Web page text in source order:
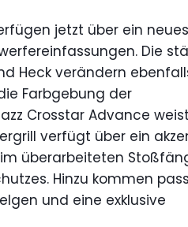
jetzt über ein neues
Die
Heck verändern
Farbgebung der
Crosstar Advance
verfügt über ein
überarbeiteten
Hinzu kommen
und eine exklusive